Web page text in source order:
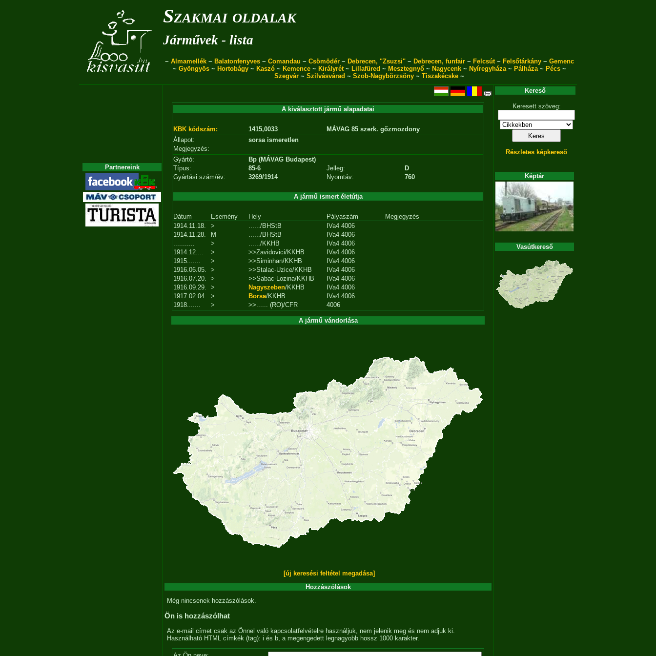
Szakmai oldalak
Járművek - lista
~ Almamellék~ Balatonfenyves~ Comandau ~ Csömödér~ Debrecen, "Zsuzsi"~ Debrecen, funfair~ Felcsút~ Felsőtárkány~ Gemenc
~ Gyöngyös~ Hortobágy~ Kaszó~ Kemence~ Királyrét~ Lillafüred ~ Mesztegnyő~ Nagycenk~ Nyíregyháza~ Pálháza~ Pécs~
Szegvár ~ Szilvásvárad ~ Szob-Nagybörzsöny ~ Tiszakécske ~
Partnereink
A kiválasztott jármű alapadatai
KBK kódszám: 1415,0033
MÁVAG 85 szerk. gőzmozdony
Állapot:
sorsa ismeretlen
Megjegyzés:
Gyártó:
Bp (MÁVAG Budapest)
Típus:
85-6 Jelleg:
D
Gyártási szám/év:
3269/1914 Nyomtáv: 760
A jármű ismert életútja
Dátum Esemény Hely Pályaszám
Megjegyzés
1914.11.18.
> ....../BHStB
IVa4 4006
1914.11.28.
M ....../BHStB
IVa4 4006
...........
> ....../KKHB
IVa4 4006
1914.12....
> >>Zavidovici/KKHB
IVa4 4006
1915.......
> >>Siminhan/KKHB
IVa4 4006
1916.06.05.
> >>Stalac-Uzice/KKHB
IVa4 4006
1916.07.20.
> >>Sabac-Lozina/KKHB
IVa4 4006
1916.09.29.
> Nagyszeben/KKHB
IVa4 4006
1917.02.04.
> Borsa/KKHB
IVa4 4006
1918.......
> >>...... (RO)/CFR 4006
A jármű vándorlása
[új keresési feltétel megadása]
Hozzászólások
Még nincsenek hozzászólások.
Ön is hozzászólhat
Az e-mail címet csak az Önnel való kapcsolatfelvételre használjuk, nem jelenik meg és nem adjuk ki.
Használható HTML címkék (tag): i és b, a megengedett legnagyobb hossz 1000 karakter.
Kereső
Keresett szöveg:
Részletes képkereső
Képtár
Vasútkereső